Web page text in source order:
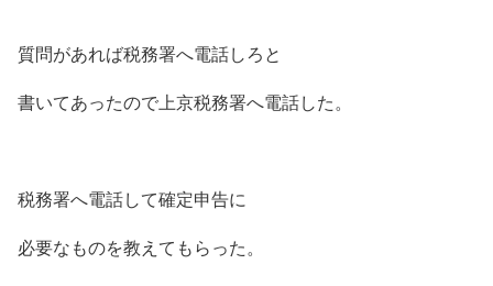
質問があれば税務署へ電話しろと
書いてあったので上京税務署へ電話した。
税務署へ電話して確定申告に
必要なものを教えてもらった。